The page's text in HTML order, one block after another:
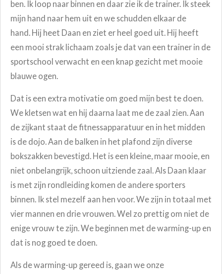
ben. Ik loop naar binnen en daar zie ik de trainer. Ik steek
mijn hand naar hem uit en we schudden elkaar de
hand. Hij heet Daan en ziet er heel goed uit. Hij heeft
een mooi strak lichaam zoals je dat van een trainer in de
sportschool verwacht en een knap gezicht met mooie
blauwe ogen.
Dat is een extra motivatie om goed mijn best te doen.
We kletsen wat en hij daarna laat me de zaal zien. Aan
de zijkant staat de fitnessapparatuur en in het midden
is de dojo. Aan de balken in het plafond zijn diverse
bokszakken bevestigd. Het is een kleine, maar mooie, en
niet onbelangrijk, schoon uitziende zaal. Als Daan klaar
is met zijn rondleiding komen de andere sporters
binnen. Ik stel mezelf aan hen voor. We zijn in totaal met
vier mannen en drie vrouwen. Wel zo prettig om niet de
enige vrouw te zijn. We beginnen met de warming-up en
dat is nog goed te doen.
Als de warming-up gereed is, gaan we onze